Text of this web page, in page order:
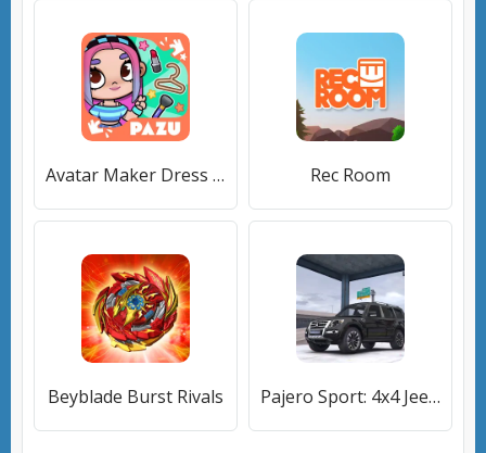
Avatar Maker Dress up for kids Rec Room
Beyblade Burst Rivals Pajero Sport: 4x4 Jeep Cars